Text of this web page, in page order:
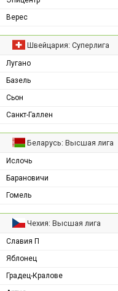
Верес
Швейцария: Суперлига
Лугано
Базель
Сьон
Санкт-Галлен
Беларусь: Высшая лига
Ислочь
Барановичи
Гомель
Чехия: Высшая лига
Славия П
Яблонец
Градец-Кралове